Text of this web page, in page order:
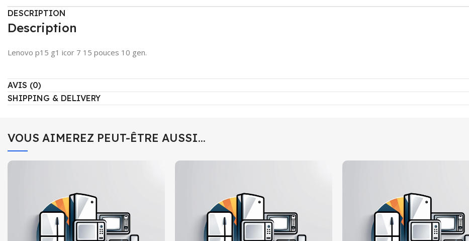
DESCRIPTION
Description
Lenovo p15 g1 icor 7 15 pouces 10 gen.
AVIS (0)
SHIPPING & DELIVERY
VOUS AIMEREZ PEUT-ÊTRE AUSSI…